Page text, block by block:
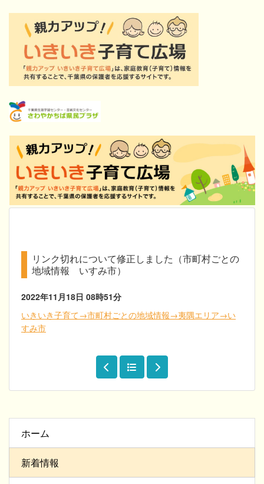
ホーム
新着情報
リンク切れについて修正しました（市町村ごとの
地域情報 いすみ市）
2022年11月18日 08時51分
いきいき子育て→市町村ごとの地域情報→夷隅エリア→い
すみ市